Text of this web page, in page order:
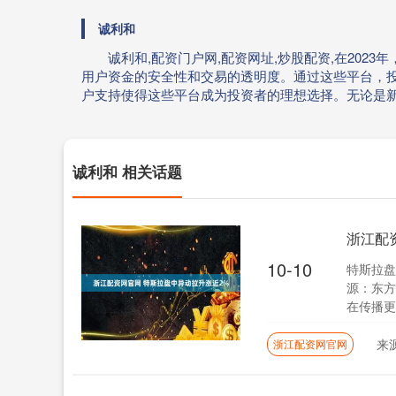
诚利和
诚利和,配资门户网,配资网址,炒股配资,在2023
用户资金的安全性和交易的透明度。通过这些平台
户支持使得这些平台成为投资者的理想选择。无论
诚利和 相关话题
10-10
浙江配
特斯拉
源：东
在传播
浙江配资网官网 来